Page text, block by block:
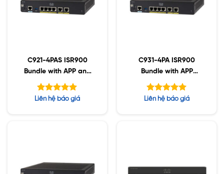
C921-4PAS ISR900
Bundle with APP and
SEC License
Được xếp
Liên hệ báo giá
C931-4PA ISR900
Bundle with APP
License
Được xếp
Liên hệ báo giá